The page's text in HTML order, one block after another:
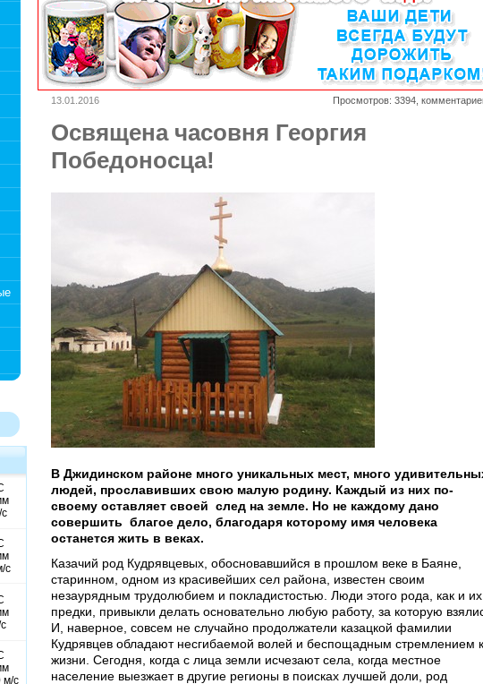
13.01.2016 Просмотров: 3394,
Освящена часовня Георгия
Победоносца!
В Джидинском районе много уникальных мест, много
людей, прославивших свою малую родину. Каждый из них по-
своему оставляет своей след на земле. Но не каждому дано
совершить благое дело, благодаря которому имя человека
останется жить в веках.
Казачий род Кудрявцевых, обосновавшийся в прошлом веке в Баяне,
старинном, одном из красивейших сел района, известен своим
незаурядным трудолюбием и покладистостью. Люди этого рода, как и их
предки, привыкли делать основательно любую работу, за которую
И, наверное, совсем не случайно продолжатели казацкой фамилии
Кудрявцев обладают несгибаемой волей и беспощадным стремлением к
жизни. Сегодня, когда с лица земли исчезают села, когда местное
население выезжает в другие регионы в поисках лучшей доли, род